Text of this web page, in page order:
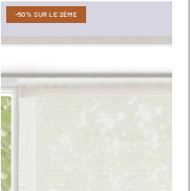
-50% SUR LE 2ÈME